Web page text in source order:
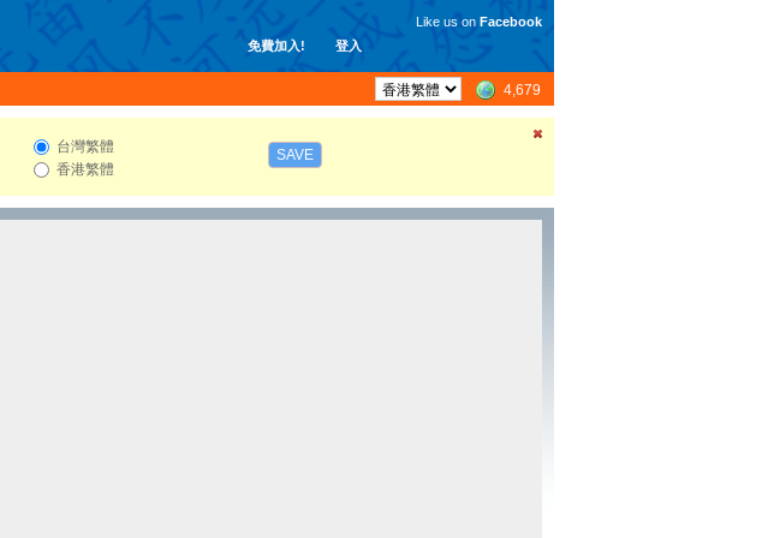
免費加入! 登入
Like us on Facebook
4,679
台灣繁體
香港繁體
SAVE